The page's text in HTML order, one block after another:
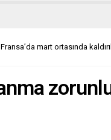
partilerden...
mart ortasında